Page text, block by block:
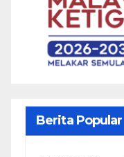
Berita Popular